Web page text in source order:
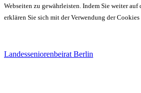
Webseiten zu gewährleisten. Indem Sie weiter auf
erklären Sie sich mit der Verwendung der Cookies
Landesseniorenbeirat Berlin